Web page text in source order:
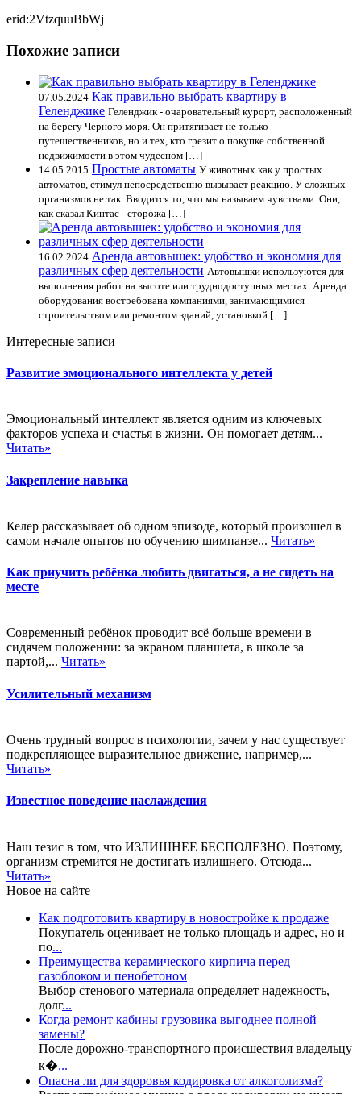
erid:2VtzquuBbWj
Похожие записи
07.05.2024 Как правильно выбрать квартиру в
Геленджике Геленджик - очаровательный курорт, расположенный
на берегу Черного моря. Он притягивает не только
путешественников, но и тех, кто грезит о покупке собственной
недвижимости в этом чудесном […]
14.05.2015 Простые автоматы У животных как у простых
автоматов, стимул непосредственно вызывает реакцию. У сложных
организмов не так. Вводится то, что мы называем чувствами. Они,
как сказал Кинтас - сторожа […]
16.02.2024 Аренда автовышек: удобство и экономия для
различных сфер деятельности Автовышки используются для
выполнения работ на высоте или труднодоступных местах. Аренда
оборудования востребована компаниями, занимающимися
строительством или ремонтом зданий, установкой […]
Интересные записи
Развитие эмоционального интеллекта у детей
Эмоциональный интеллект является одним из ключевых
факторов успеха и счастья в жизни. Он помогает детям...
Читать»
Закрепление навыка
Келер рассказывает об одном эпизоде, который произошел в
самом начале опытов по обучению шимпанзе... Читать»
Как приучить ребёнка любить двигаться, а не сидеть на
месте
Современный ребёнок проводит всё больше времени в
сидячем положении: за экраном планшета, в школе за
партой,... Читать»
Усилительный механизм
Очень трудный вопрос в психологии, зачем у нас существует
подкрепляющее выразительное движение, например,...
Читать»
Известное поведение наслаждения
Наш тезис в том, что ИЗЛИШНЕЕ БЕСПОЛЕЗНО. Поэтому,
организм стремится не достигать излишнего. Отсюда...
Читать»
Новое на сайте
Как подготовить квартиру в новостройке к продаже
Покупатель оценивает не только площадь и адрес, но и
по...
Преимущества керамического кирпича перед
газоблоком и пенобетоном
Выбор стенового материала определяет надежность,
долг...
Когда ремонт кабины грузовика выгоднее полной
замены?
После дорожно-транспортного происшествия владельцу
к�...
Опасна ли для здоровья кодировка от алкоголизма?